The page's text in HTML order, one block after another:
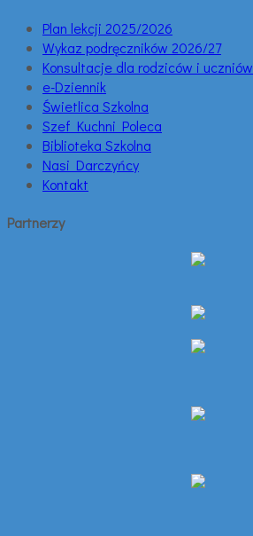
Plan lekcji 2025/2026
Wykaz podręczników 2026/27
Konsultacje dla rodziców i uczniów
e-Dziennik
Świetlica Szkolna
Szef Kuchni Poleca
Biblioteka Szkolna
Nasi Darczyńcy
Kontakt
Partnerzy